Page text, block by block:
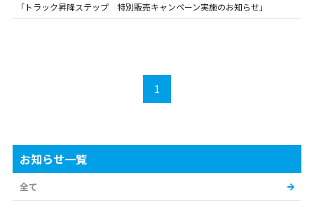
「トラック昇降ステップ 特別販売キャンペーン実施のお知らせ」
1
お知らせ一覧
全て